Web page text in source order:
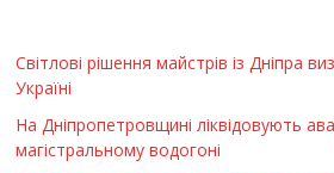
Світлові рішення майстрів із Дніпра
Україні
На Дніпропетровщині ліквідовують
магістральному водогоні